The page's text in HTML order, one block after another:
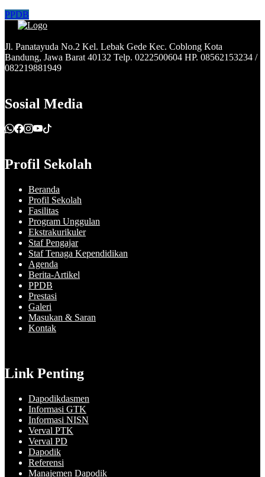
PPDB
Jl. Panatayuda No.2 Kel. Lebak Gede Kec. Coblong Kota
Bandung, Jawa Barat 40132 Telp. 0222500604 HP. 08562153234 /
082219881949
Sosial Media
Profil Sekolah
Beranda
Profil Sekolah
Fasilitas
Program Unggulan
Ekstrakurikuler
Staf Pengajar
Staf Tenaga Kependidikan
Agenda
Berita-Artikel
PPDB
Prestasi
Galeri
Masukan & Saran
Kontak
Link Penting
Dapodikdasmen
Informasi GTK
Informasi NISN
Verval PTK
Verval PD
Dapodik
Referensi
Manajemen Dapodik